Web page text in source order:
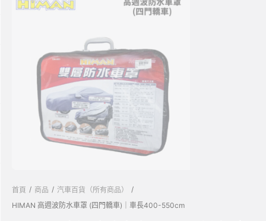
首頁 / 商品 / 汽車百貨（所有商品）
/
HIMAN 高週波防水車罩 (四門轎車)｜車長400-550cm